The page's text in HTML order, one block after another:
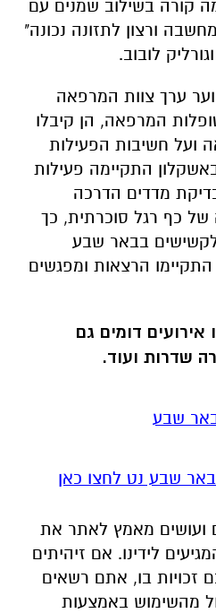
קורה בשילוב שמנים עם
ורצון לתזונה נכונה"
לובוב.
ערך צוות המרפאה
המרפאה, הן קיבלו
ועל חשיבות הפעילות
התקיימה פעילות
מדדים הדרכה
כף רגל סוכרתית, כך
לקשישים בבאר שבע
הרצאות ומפגשים
דומים גם
שדרות ועוד.
שבע
שבע נט לחצו כאן
ועושים מאמץ לאתר את
לידינו. אם זיהיתים
זכויות בו, אתם רשאים
מהשימוש באמצעות